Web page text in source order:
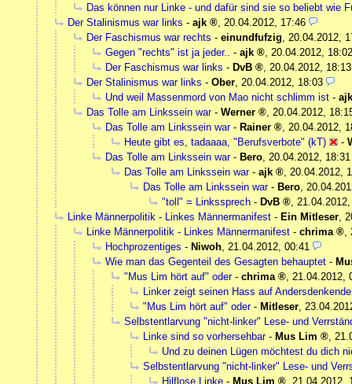
Das können nur Linke - und dafür sind sie so beliebt wie
Der Stalinismus war links - ajk , 20.04.2012, 17:46
Der Faschismus war rechts - einundfufzig, 20.04.2012,
Gegen "rechts" ist ja jeder.. - ajk , 20.04.2012, 18:02
Der Faschismus war links - DvB , 20.04.2012, 18:13
Der Stalinismus war links - Ober, 20.04.2012, 18:03
Und weil Massenmord von Mao nicht schlimm ist - ajk
Das Tolle am Linkssein war- Werner , 20.04.2012,
Das Tolle am Linkssein war- Rainer , 20.04.2012,
Heute gibt es, tadaaaa, "Berufsverbote" (kT)
-
Das Tolle am Linkssein war- Bero, 20.04.2012, 18:31
Das Tolle am Linkssein war- ajk , 20.04.2012,
Das Tolle am Linkssein war- Bero,
"toll" = Linkssprech - DvB ,
Linke Männerpolitik - Linkes Männermanifest - Ein Mitleser,
Linke Männerpolitik - Linkes Männermanifest - chrima ,
Hochprozentiges - Niwoh, 21.04.2012, 00:41
Wie man das Gegenteil des Gesagten behauptet -
"Mus Lim hört auf" oder- chrima , 21.04.2012,
Linker zeigt seinen Hass auf
"Mus Lim hört auf" oder- Mitleser,
Selbstentlarvung "nicht-linker" Lese- und
Linke sind so vorhersehbar- Mus Lim ,
Und zu deinen Lügen möchtest du dich
Selbstentlarvung "nicht-linker" Lese- und
Hilflose Linke - Mus Lim , 21.04.2012,